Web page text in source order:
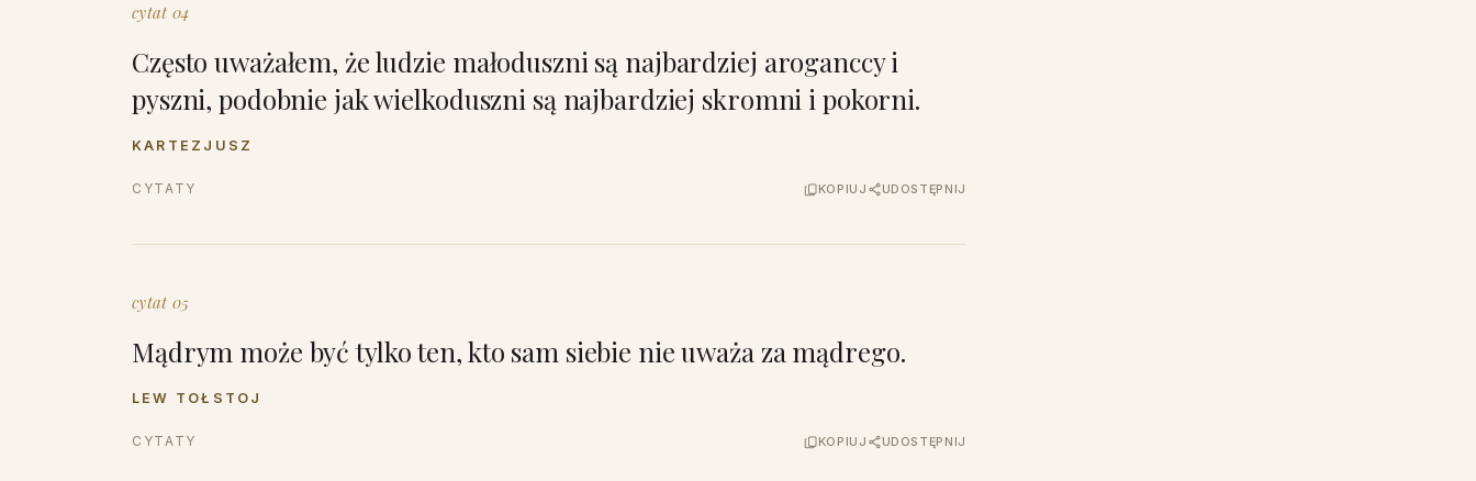
cytat 04
Często uważałem, że ludzie małoduszni są najbardziej aroganccy i
pyszni, podobnie jak wielkoduszni są najbardziej skromni i pokorni.
KARTEZJUSZ
CYTATY KOPIUJ UDOSTĘPNIJ
cytat 05
Mądrym może być tylko ten, kto sam siebie nie uważa za mądrego.
LEW TOŁSTOJ
CYTATY KOPIUJ UDOSTĘPNIJ